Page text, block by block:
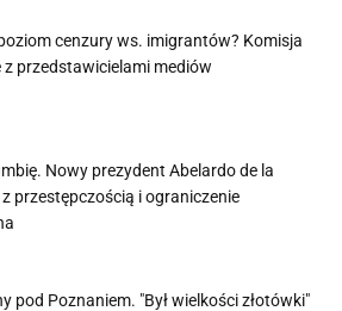
cenzury ws. imigrantów? Komisja
z przedstawicielami mediów
Nowy prezydent Abelardo de la
przestępczością i ograniczenie
pod Poznaniem. "Był wielkości złotówki"